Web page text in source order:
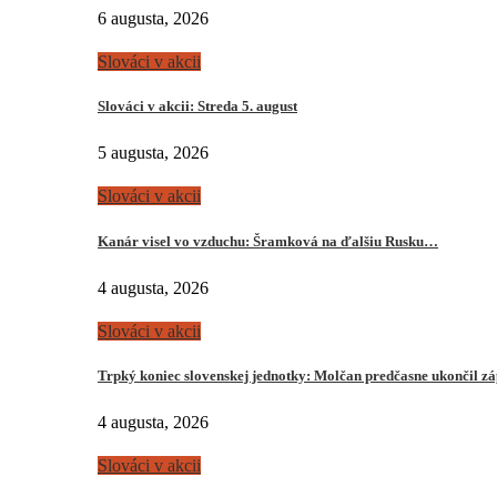
6 augusta, 2026
Slováci v akcii
Slováci v akcii: Streda 5. august
5 augusta, 2026
Slováci v akcii
Kanár visel vo vzduchu: Šramková na ďalšiu Rusku…
4 augusta, 2026
Slováci v akcii
Trpký koniec slovenskej jednotky: Molčan predčasne ukončil
4 augusta, 2026
Slováci v akcii